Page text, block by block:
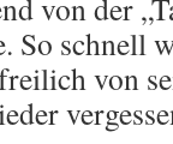
von der
So schnell
von